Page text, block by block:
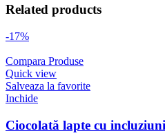
30,00 lei.25,00 lei.
Related products
-17%
Compara Produse
Quick view
Salveaza la favorite
Inchide
Ciocolată lapte cu